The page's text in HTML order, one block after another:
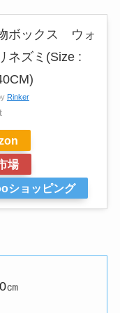
ボックス ウォ
ネズミ(Size :
Rinker
場
ショッピング
㎝